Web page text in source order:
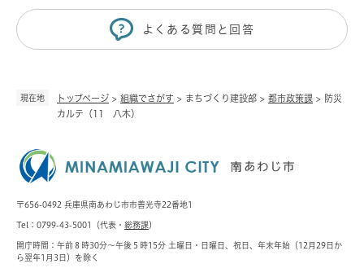
現在地 トップページ > 組織でさがす > まちづくり建設部 > 都市政策課 >
防災
カルテ（11 八木）
よくある質問と回答
〒656-0492 兵庫県南あわじ市市善光寺22番地1
Tel：0799-43-5001（代表・ 総務課）
開庁時間：午前８時30分～午後５時15分 土曜日・日曜日、祝日、年末年始（12月29日か
ら翌年1月3日）を除く